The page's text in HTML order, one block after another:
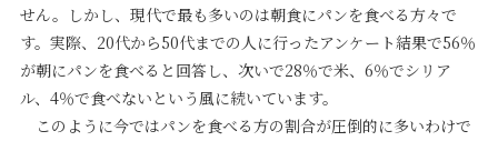
せん。しかし、現代で最も多いのは朝食にパンを食べる方々で
す。実際、20代から50代までの人に行ったアンケート結果で56％
が朝にパンを食べると回答し、次いで28％で米、6％でシリア
ル、4％で食べないという風に続いています。
このように今ではパンを食べる方の割合が圧倒的に多いわけで